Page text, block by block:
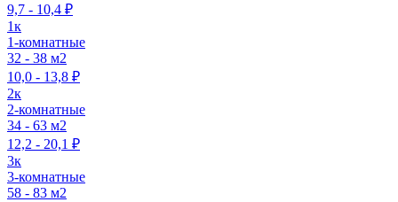
9,7 - 10,4 ₽
1к
1-комнатные
32 - 38 м2
10,0 - 13,8 ₽
2к
2-комнатные
34 - 63 м2
12,2 - 20,1 ₽
3к
3-комнатные
58 - 83 м2